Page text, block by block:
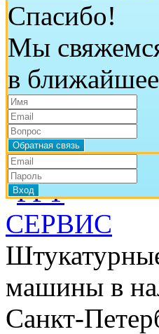
Спасибо!
Мы
в
машины в
Санкт-